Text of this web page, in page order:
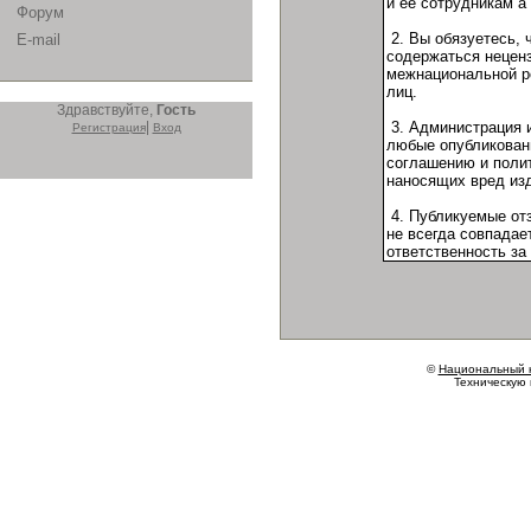
Форум
E-mail
Здравствуйте, Гость
Регистрация| Вход
©Национальный